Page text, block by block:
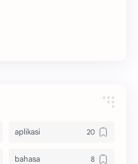
aplikasi
bahasa